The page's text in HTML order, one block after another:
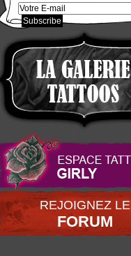
REJOIGNEZ LE
FORUM